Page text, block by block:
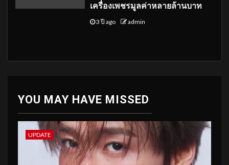
เครื่องเพชรมูลค่าหลายล้านบาท
3 ปี ago admin
YOU MAY HAVE MISSED
UPDATE